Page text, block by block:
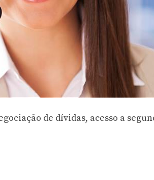
de dívidas, acesso a